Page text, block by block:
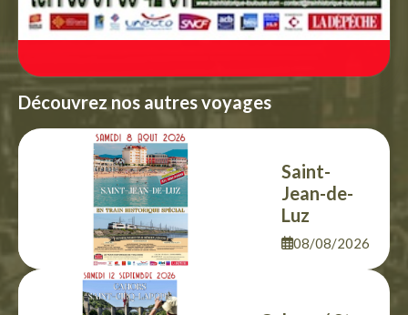
Découvrez nos autres voyages
Saint-
Jean-de-
Luz
08/08/2026